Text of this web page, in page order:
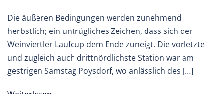
Die äußeren Bedingungen werden zunehmend
herbstlich; ein untrügliches Zeichen, dass sich der
Weinviertler Laufcup dem Ende zuneigt. Die vorletzte
und zugleich auch drittnördlichste Station war am
gestrigen Samstag Poysdorf, wo anlässlich des […]